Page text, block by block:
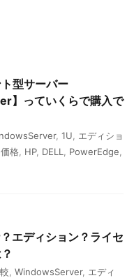
型サーバー
】っていくらで購入で
, 1U
エディショ
価格 HP, DELL PowerEdge
エディション？ライセ
WindowsServer, エディ